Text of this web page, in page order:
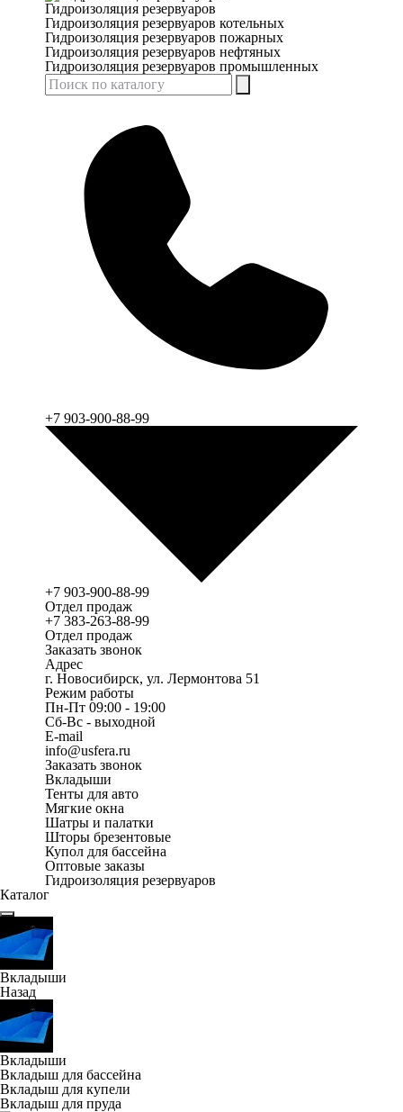
Гидроизоляция резервуаров
Гидроизоляция резервуаров котельных
Гидроизоляция резервуаров пожарных
Гидроизоляция резервуаров нефтяных
Гидроизоляция резервуаров промышленных
+7 903-900-88-99
+7 903-900-88-99
Отдел продаж
+7 383-263-88-99
Отдел продаж
Заказать звонок
Адрес
г. Новосибирск, ул. Лермонтова 51
Режим работы
Пн-Пт 09:00 - 19:00
Сб-Вс - выходной
E-mail
info@usfera.ru
Заказать звонок
Вкладыши
Тенты для авто
Мягкие окна
Шатры и палатки
Шторы брезентовые
Купол для бассейна
Оптовые заказы
Гидроизоляция резервуаров
Каталог
Вкладыши
Назад
Вкладыши
Вкладыш для бассейна
Вкладыш для купели
Вкладыш для пруда